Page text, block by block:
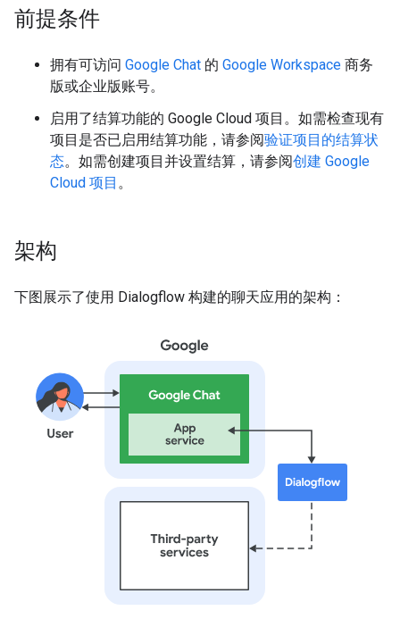
前提条件
拥有可访问 Google Chat 的 Google Workspace 商务
版或企业版账号。
启用了结算功能的 Google Cloud 项目。如需检查现有
项目是否已启用结算功能，请参阅验证项目的结算状
态。如需创建项目并设置结算，请参阅创建 Google
Cloud 项目 。
架构
下图展示了使用 Dialogflow 构建的聊天应用的架构：